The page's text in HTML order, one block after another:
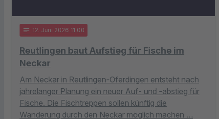
notes 12. Juni 2026 11:00
Reutlingen baut Aufstieg für Fische im
Neckar
Am Neckar in Reutlingen-Oferdingen entsteht nach
jahrelanger Planung ein neuer Auf- und -abstieg für
Fische. Die Fischtreppen sollen künftig die
Wanderung durch den Neckar möglich machen …